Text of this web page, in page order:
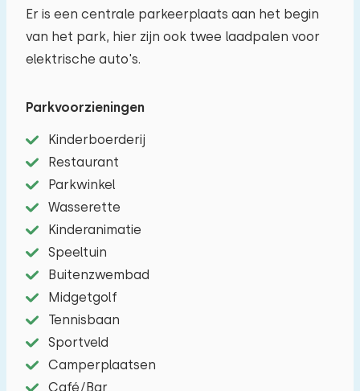
Er is een centrale parkeerplaats aan het begin
van het park, hier zijn ook twee laadpalen voor
elektrische auto's.
Parkvoorzieningen
Kinderboerderij
Restaurant
Parkwinkel
Wasserette
Kinderanimatie
Speeltuin
Buitenzwembad
Midgetgolf
Tennisbaan
Sportveld
Camperplaatsen
Café/Bar